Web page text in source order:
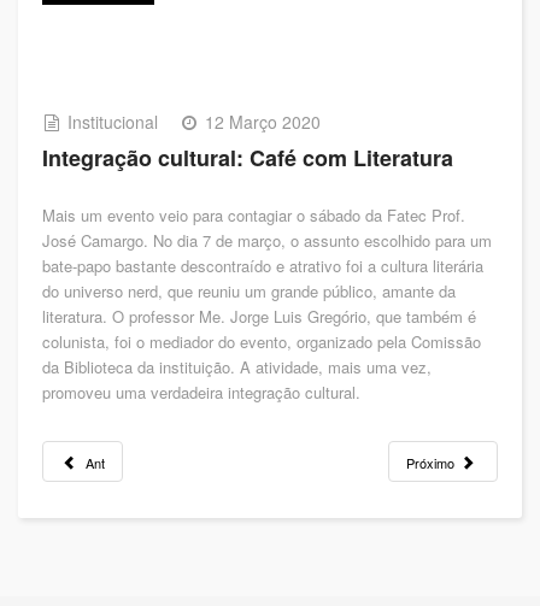
Institucional 12 Março 2020
Integração cultural: Café com Literatura
Mais um evento veio para contagiar o sábado da Fatec Prof.
José Camargo. No dia 7 de março, o assunto escolhido para um
bate-papo bastante descontraído e atrativo foi a cultura literária
do universo nerd, que reuniu um grande público, amante da
literatura. O professor Me. Jorge Luis Gregório, que também é
colunista, foi o mediador do evento, organizado pela Comissão
da Biblioteca da instituição. A atividade, mais uma vez,
promoveu uma verdadeira integração cultural.
Ant Próximo